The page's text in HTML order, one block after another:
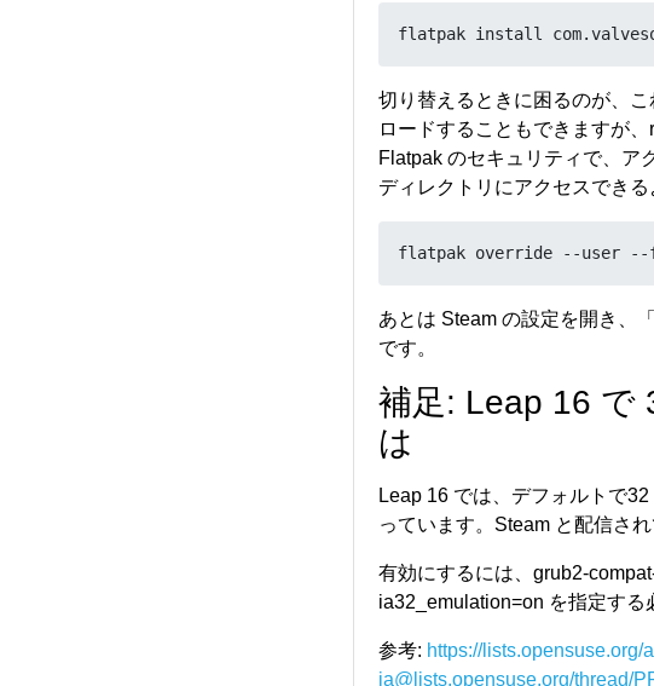
https://build.opensuse.org/
openssl x509 -in
sudo mokutil --import
残念ながら現時点では動作しま
[    7.306875] [    T110]
[    7.306889] [    T110]
[    7.306894] [    T110]
[    7.306899] [    T110]
[    7.311245] [    T110]
[    7.311966] [    T110]
[    7.311969] [    T110]
[    7.311971] [
[    7.311976] [    T110]
[    7.311979] [    T110]
[    7.311980] [    T110]
flatpak install
切り替えるときに困るのが、
ロードすることもできますが
Flatpak のセキュリティで、ア
ディレクトリにアクセスでき
flatpak override --user --
あとは Steam の設定を開き、
です。
補足: Leap 16 で
は
Leap 16 では、デフォルトで
っています。Steam と配信さ
有効にするには、grub2-
ia32_emulation=on を指定する
参考: https://lists.opensuse.org/
ja@lists.opensuse.org/thread/